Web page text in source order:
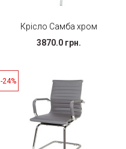
Крісло Самба хром
3870.0 грн.
-24%